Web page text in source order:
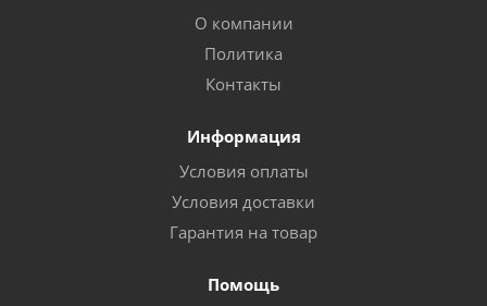
О компании
Политика
Контакты
Информация
Условия оплаты
Условия доставки
Гарантия на товар
Помощь